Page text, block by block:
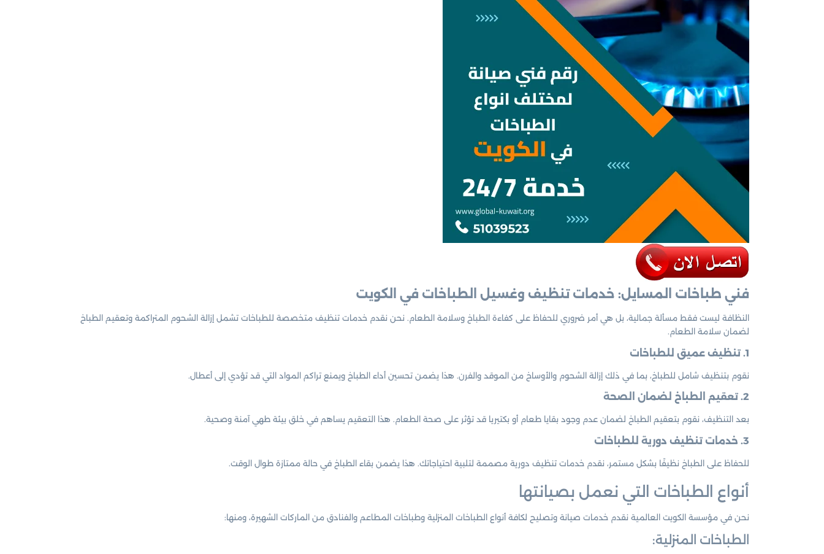
فني طباخات المسايل: خدمات تنظيف وغسيل الطباخات في الكويت
النظافة ليست فقط مسألة جمالية، بل هي أمر ضروري للحفاظ على كفاءة الطباخ وسلامة الطعام. نحن نقدم خدمات تنظيف متخصصة للطباخات تشمل إزالة الشحوم المتراكمة وتعقيم الطباخ
لضمان سلامة الطعام.
1. تنظيف عميق للطباخات
نقوم بتنظيف شامل للطباخ، بما في ذلك إزالة الشحوم والأوساخ من الموقد والفرن. هذا يضمن تحسين أداء الطباخ ويمنع تراكم المواد التي قد تؤدي إلى أعطال.
2. تعقيم الطباخ لضمان الصحة
بعد التنظيف، نقوم بتعقيم الطباخ لضمان عدم وجود بقايا طعام أو بكتيريا قد تؤثر على صحة الطعام. هذا التعقيم يساهم في خلق بيئة طهي آمنة وصحية.
3. خدمات تنظيف دورية للطباخات
للحفاظ على الطباخ نظيفًا بشكل مستمر، نقدم خدمات تنظيف دورية مصممة لتلبية احتياجاتك. هذا يضمن بقاء الطباخ في حالة ممتازة طوال الوقت.
أنواع الطباخات التي نعمل بصيانتها
نحن في مؤسسة الكويت العالمية نقدم خدمات صيانة وتصليح لكافة أنواع الطباخات المنزلية وطباخات المطاعم والفنادق من الماركات الشهيرة، ومنها:
الطباخات المنزلية: